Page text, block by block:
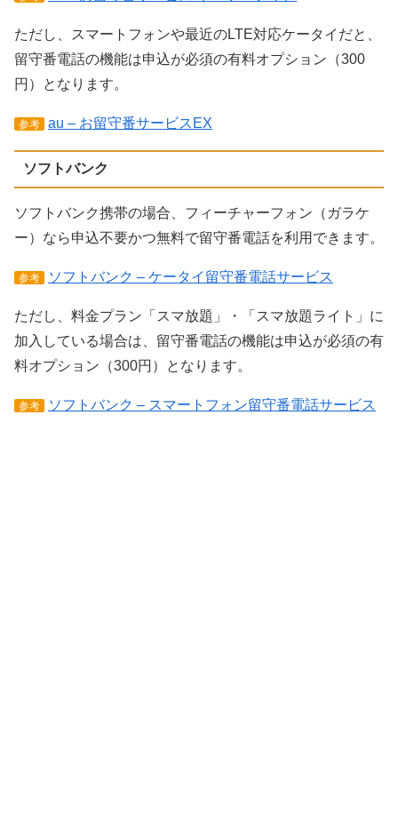
ただし、スマートフォンや最近のLTE対応ケータイだと、
留守番電話の機能は申込が必須の有料オプション（300
円）となります。
参考 au – お留守番サービスEX
ソフトバンク
ソフトバンク携帯の場合、フィーチャーフォン（ガラケ
ー）なら申込不要かつ無料で留守番電話を利用できます。
参考 ソフトバンク – ケータイ留守番電話サービス
ただし、料金プラン「スマ放題」・「スマ放題ライト」に
加入している場合は、留守番電話の機能は申込が必須の有
料オプション（300円）となります。
参考 ソフトバンク – スマートフォン留守番電話サービス